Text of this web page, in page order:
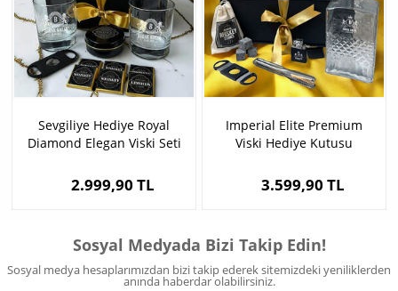
Sevgiliye Hediye Royal
Diamond Elegan Viski Seti
2.999,90 TL
Imperial Elite Premium
Viski Hediye Kutusu
3.599,90 TL
Sosyal Medyada Bizi Takip Edin!
Sosyal medya hesaplarımızdan bizi takip ederek sitemizdeki yeniliklerden
anında haberdar olabilirsiniz.